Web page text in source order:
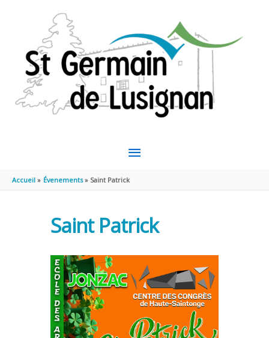
MENU
PRINCIPAL
Accueil Évenements Saint Patrick
Saint Patrick